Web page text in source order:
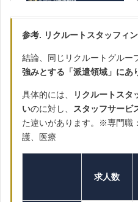
参考. リクルートスタッフィ
結論、同じリクルートグルー
強みとする「派遣領域」にあ
具体的には、
リクルートスタ
いのに対し、 スタッフサービ
た違いがあります。※専門職
護、医療
求人数